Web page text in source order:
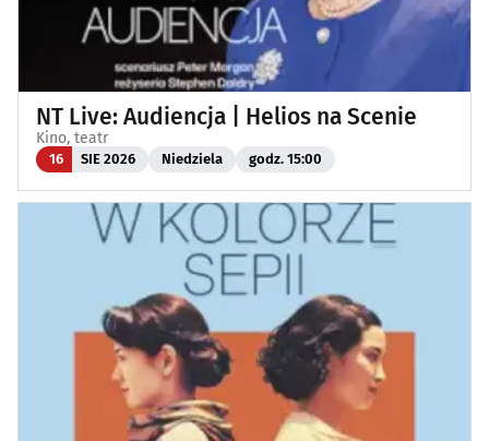
NT Live: Audiencja | Helios na Scenie
Kino, teatr
16 SIE 2026 Niedziela godz. 15:00